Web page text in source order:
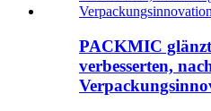
PACKMIC
verbesserten,